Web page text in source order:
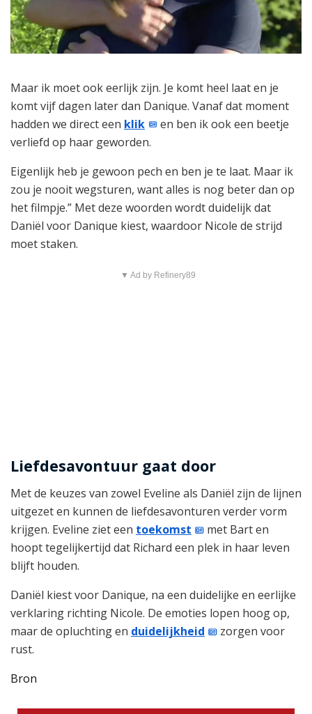
Maar ik moet ook eerlijk zijn. Je komt heel laat en je
komt vijf dagen later dan Danique. Vanaf dat moment
hadden we direct een klik
en ben ik ook een beetje
verliefd op haar geworden.
Eigenlijk heb je gewoon pech en ben je te laat. Maar ik
zou je nooit wegsturen, want alles is nog beter dan op
het filmpje.” Met deze woorden wordt duidelijk dat
Daniël voor Danique kiest, waardoor Nicole de strijd
moet staken.
▼ Ad by Refinery89
Liefdesavontuur gaat door
Met de keuzes van zowel Eveline als Daniël zijn de lijnen
uitgezet en kunnen de liefdesavonturen verder vorm
krijgen. Eveline ziet een toekomst
met Bart en
hoopt tegelijkertijd dat Richard een plek in haar leven
blijft houden.
Daniël kiest voor Danique, na een duidelijke en eerlijke
verklaring richting Nicole. De emoties lopen hoog op,
maar de opluchting en duidelijkheid
zorgen voor
rust.
Bron